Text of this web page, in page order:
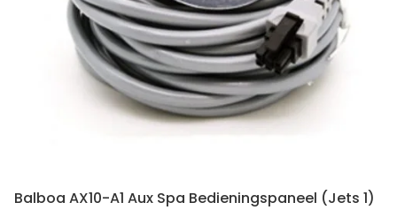
Balboa AX10-A1 Aux Spa Bedieningspaneel (Jets 1)